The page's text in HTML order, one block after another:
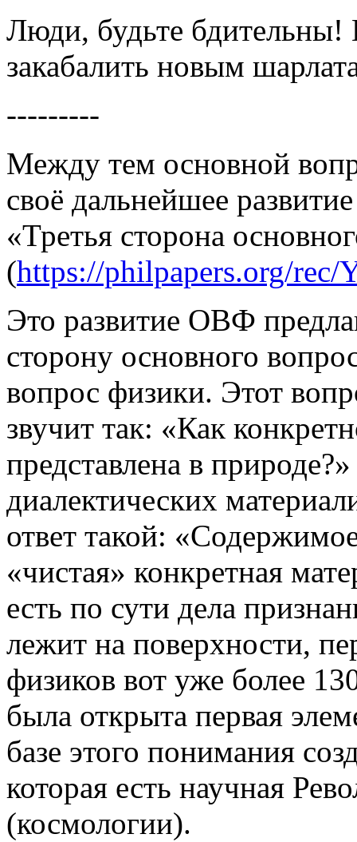
Люди, будьте бдительны!
закабалить новым
---------
Между тем основной
своё дальнейшее
«Третья сторона
(https://philpapers.org/rec/
Это развитие ОВФ
сторону основного
вопрос физики. Этот
звучит так: «Как
представлена в
диалектических
ответ такой:
«чистая» конкретная
есть по сути дела
лежит на поверхности,
физиков вот уже более
была открыта первая
базе этого понимания
которая есть научная
(космологии).